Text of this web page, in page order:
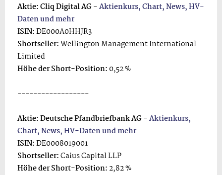
Aktie: Cliq Digital AG -Aktienkurs, Chart, News, HV-
Daten und mehr
ISIN:DE000A0HHJR3
Shortseller:Wellington Management International
Limited
Höhe der Short-Position: 0,52 %
------------------
Aktie: Deutsche Pfandbriefbank AG -Aktienkurs,
Chart, News, HV-Daten und mehr
ISIN:DE0008019001
Shortseller:Caius Capital LLP
Höhe der Short-Position: 2,82 %